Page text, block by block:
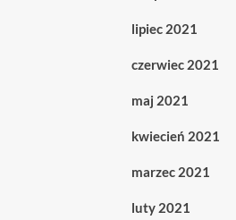
lipiec 2021
czerwiec 2021
maj 2021
kwiecień 2021
marzec 2021
luty 2021